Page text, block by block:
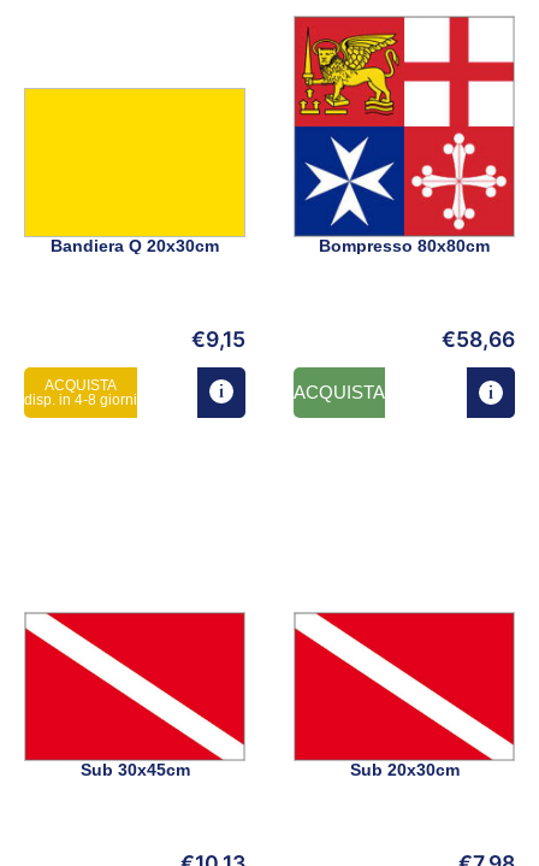
Bandiera Q 20x30cm
€9,15
ACQUISTA
disp. in 4-8 giorni
Bompresso 80x80cm
€58,66
ACQUISTA
Sub 30x45cm Sub 20x30cm